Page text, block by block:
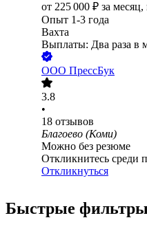
от 225 000 ₽ за месяц,
Опыт 1-3 года
Вахта
Выплаты: Два раза в
ООО ПрессБук
3.8
•
18 отзывов
Благоево (Коми)
Можно без резюме
Откликнитесь среди
Откликнуться
Быстрые фильтры